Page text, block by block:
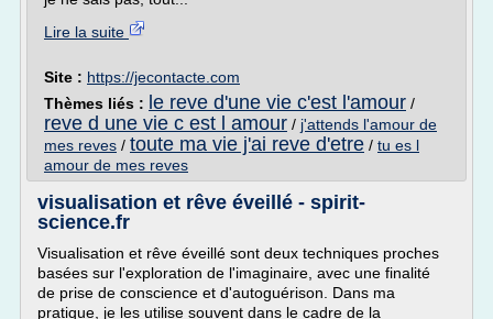
Lire la suite
Site : https://jecontacte.com
Thèmes liés : le reve d'une vie c'est l'amour /
reve d une vie c est l amour / j'attends l'amour de
mes reves / toute ma vie j'ai reve d'etre / tu es l
amour de mes reves
visualisation et rêve éveillé - spirit-
science.fr
Visualisation et rêve éveillé sont deux techniques proches
basées sur l'exploration de l'imaginaire, avec une finalité
de prise de conscience et d'autoguérison. Dans ma
pratique, je les utilise souvent dans le cadre de la